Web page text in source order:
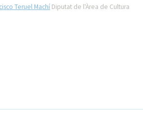
Teruel Machí Diputat de l'Àrea de Cultura